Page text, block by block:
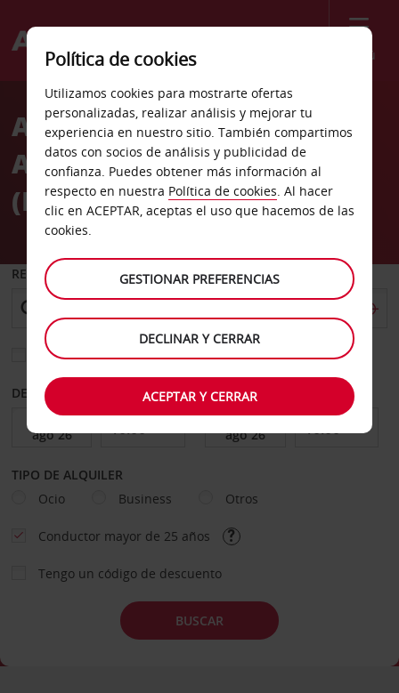
Menú
Welcome
AvisAlquiler de Coches
Aeropuerto de Bari Palese
(BRI)
RECOGER EN
Elegir otra oficina de devolución
DESDE HASTA
TIPO DE ALQUILER
Ocio
Business Otros
Conductor mayor de 25 años
Tengo un código de descuento
BUSCAR
Política de cookies
Utilizamos cookies para mostrarte ofertas
personalizadas, realizar análisis y mejorar tu
experiencia en nuestro sitio. También compartimos
datos con socios de análisis y publicidad de
confianza. Puedes obtener más información al
respecto en nuestra Política de cookies. Al hacer
clic en ACEPTAR, aceptas el uso que hacemos de las
cookies.
GESTIONAR PREFERENCIAS
DECLINAR Y CERRAR
ACEPTAR Y CERRAR